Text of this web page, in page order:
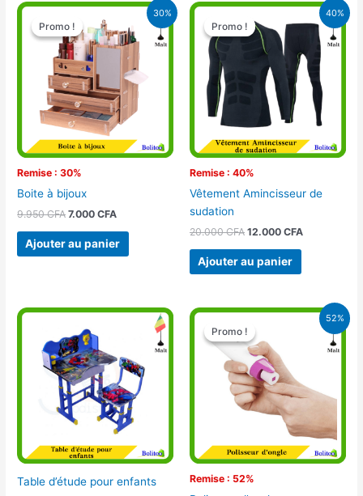
30%
Promo !
Remise : 30%
Promo !
Boite à bijoux
9.950CFA
Le
prix
initial
était :
9.950 CFA.
7.000CFA
Le
actuel
est :
7.000 CFA.
Ajouter au panier
40%
Promo !
Remise : 40%
Promo !
Vêtement Amincisseur de
sudation
20.000CFA
Le
prix
initial
était :
20.000 CFA.
12.000 CFA
Le
prix
actuel
est :
12.000 CFA.
Ajouter au panier
Table d’étude pour enfants
52%
Promo !
Remise : 52%
Promo !
Le
prix
initial
était :
10.500 CFA.
Le